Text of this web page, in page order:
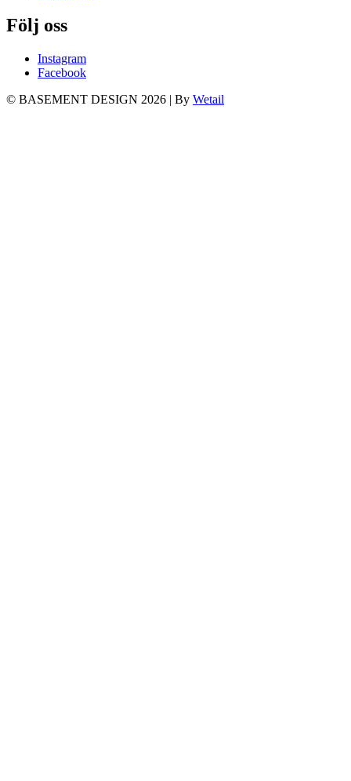
Följ oss
Instagram
Facebook
© BASEMENT DESIGN 2026 | By Wetail